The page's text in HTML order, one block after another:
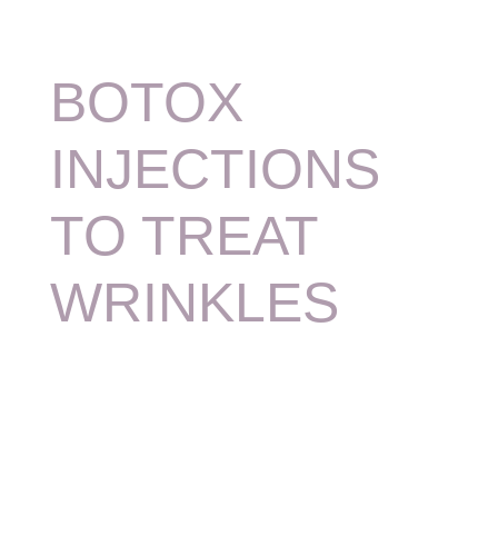
BOTOX
INJECTIONS
TO TREAT
WRINKLES